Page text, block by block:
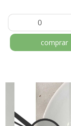
comprar